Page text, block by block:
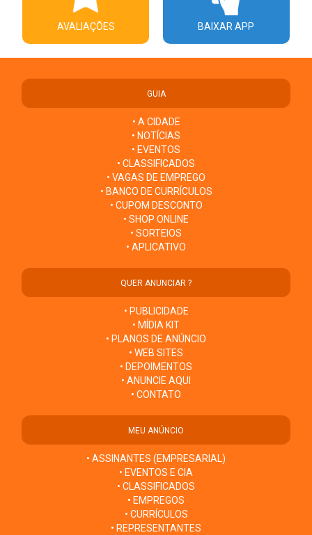
AVALIAÇÕES BAIXAR APP
GUIA
• A CIDADE
• NOTÍCIAS
• EVENTOS
• CLASSIFICADOS
• VAGAS DE EMPREGO
• BANCO DE CURRÍCULOS
• CUPOM DESCONTO
• SHOP ONLINE
• SORTEIOS
• APLICATIVO
QUER ANUNCIAR ?
• PUBLICIDADE
• MÍDIA KIT
• PLANOS DE ANÚNCIO
• WEB SITES
• DEPOIMENTOS
• ANUNCIE AQUI
• CONTATO
MEU ANÚNCIO
• ASSINANTES (EMPRESARIAL)
• EVENTOS E CIA
• CLASSIFICADOS
• EMPREGOS
• CURRÍCULOS
• REPRESENTANTES